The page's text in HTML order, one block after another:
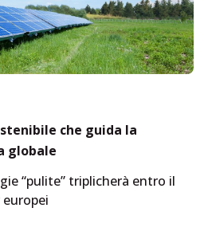
che guida la
globale
“pulite” triplicherà entro il
europei